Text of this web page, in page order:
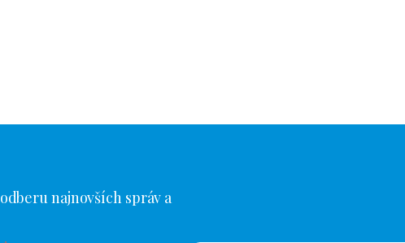
najnovších správ a